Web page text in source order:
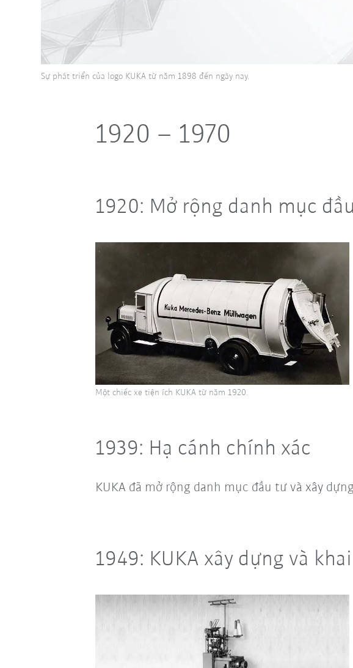
Sự phát triển của logo KUKA từ năm 1898 đến ngày nay.
1920 – 1970
1920: Mở rộng danh mục
Một chiếc xe tiện ích KUKA từ năm 1920.
1939: Hạ cánh chính xác
KUKA đã mở rộng danh mục đầu tư và xây dựng
1949: KUKA xây dựng và